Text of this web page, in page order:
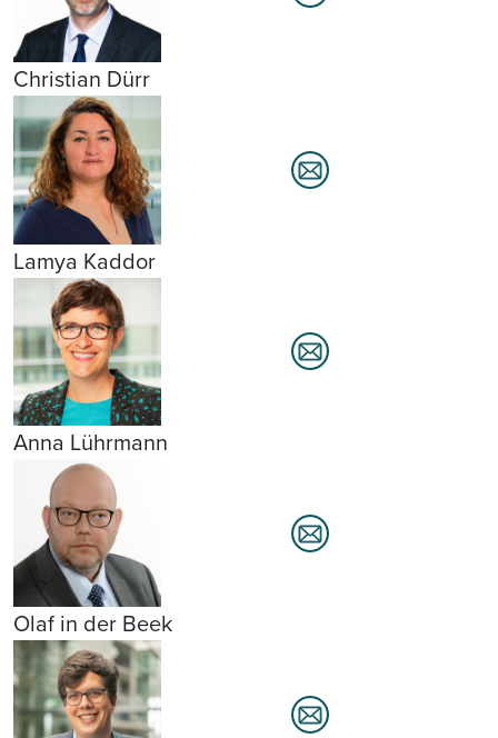
Christian Dürr
Lamya Kaddor
Anna Lührmann
Olaf in der Beek